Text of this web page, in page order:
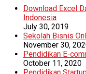
Download Excel
Indonesia
July 30, 2019
Sekolah Bisnis
November 30,
Pendidikan E-
October 11, 2020